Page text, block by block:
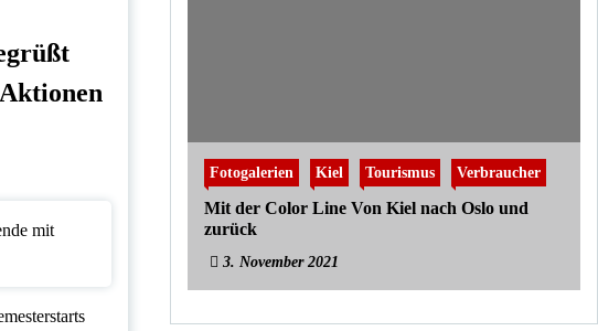
Fotogalerien Kiel Tourismus Verbraucher
Mit der Color Line Von Kiel nach Oslo und
zurück
3. November 2021